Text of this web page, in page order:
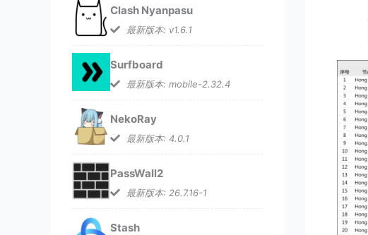
Clash Nyanpasu
最新版本: v1.6.1
Surfboard
最新版本: mobile-2.32.4
NekoRay
最新版本: 4.0.1
PassWall2
最新版本: 26.7.16-1
Stash